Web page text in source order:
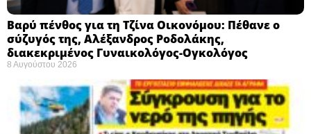
Βαρύ πένθος για τη Τζίνα Οικονόμου: Πέθανε ο
σύζυγός της, Αλέξανδρος Ροδολάκης,
διακεκριμένος Γυναικολόγος-Ογκολόγος
8 Αυγούστου 2026